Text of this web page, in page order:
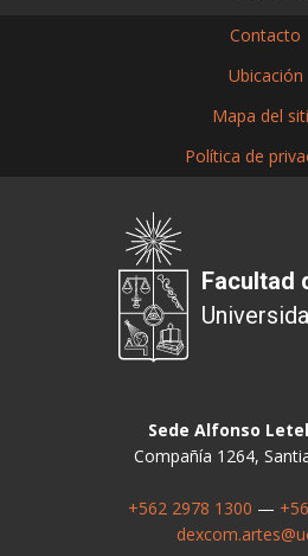
Contacto
Ubicación
Mapa del
Política de
Facultad
Sede Alfonso
Compañía 1264,
+562 2978 1300 —